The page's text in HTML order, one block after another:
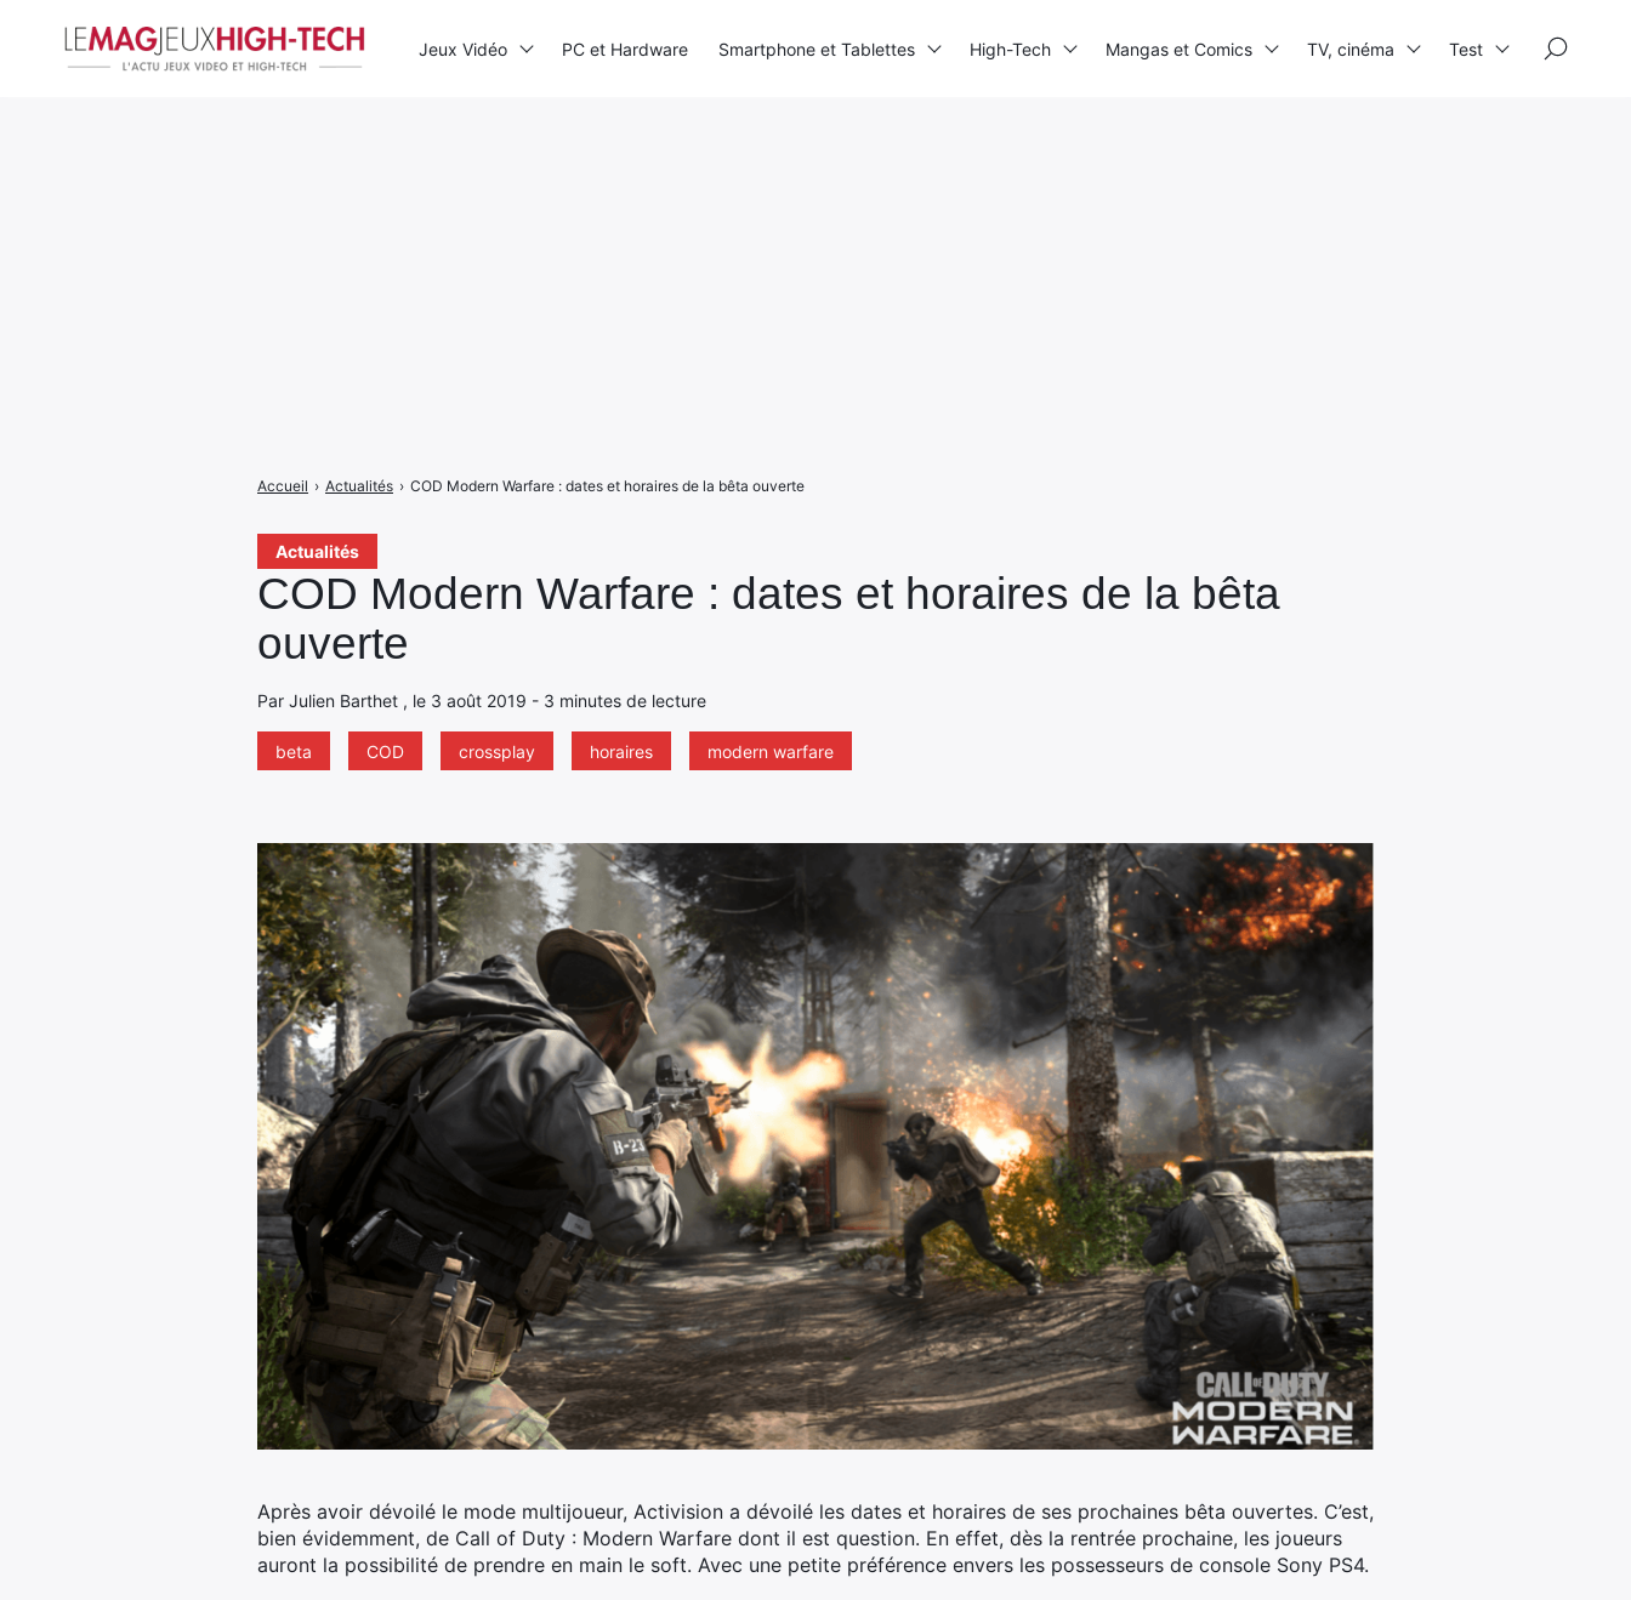
Actualités
COD Modern Warfare : dates et horaires de la bêta
ouverte
Par Julien Barthet , le 3 août 2019 - 3 minutes de lecture
beta COD crossplay horaires modern warfare
Accueil › Actualités › COD Modern Warfare : dates et horaires de la bêta ouverte
Après avoir dévoilé le mode multijoueur, Activision a dévoilé les dates et horaires de ses prochaines bêta ouvertes. C’est,
bien évidemment, de Call of Duty : Modern Warfare dont il est question. En effet, dès la rentrée prochaine, les joueurs
auront la possibilité de prendre en main le soft. Avec une petite préférence envers les possesseurs de console Sony PS4.
Jeux Vidéo PC et Hardware Smartphone et Tablettes High-Tech Mangas et Comics TV, cinéma Test